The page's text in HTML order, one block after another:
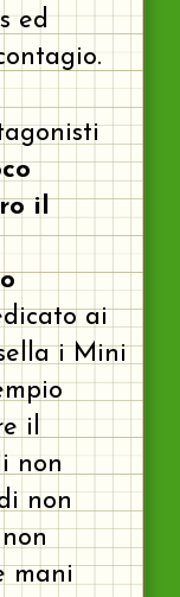
ed
il
ai
i Mini
il
non
non
mani